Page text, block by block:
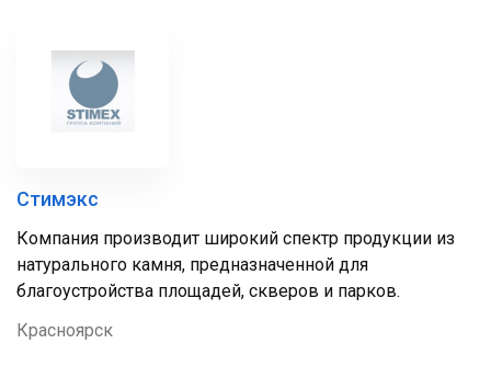
Стимэкс
Компания производит широкий спектр продукции из
натурального камня, предназначенной для
благоустройства площадей, скверов и парков.
Красноярск